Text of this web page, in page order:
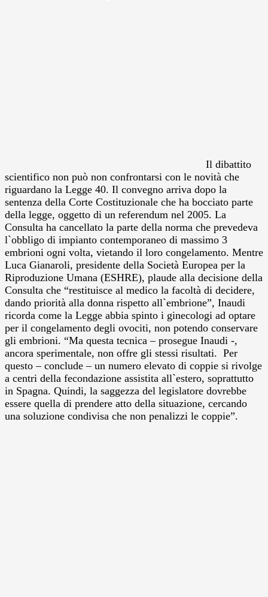
Il dibattito
scientifico non può non confrontarsi con le novità che
riguardano la Legge 40. Il convegno arriva dopo la
sentenza della Corte Costituzionale che ha bocciato parte
della legge, oggetto di un referendum nel 2005. La
Consulta ha cancellato la parte della norma che prevedeva
l`obbligo di impianto contemporaneo di massimo 3
embrioni ogni volta, vietando il loro congelamento. Mentre
Luca Gianaroli, presidente della Società Europea per la
Riproduzione Umana (ESHRE), plaude alla decisione della
Consulta che “restituisce al medico la facoltà di decidere,
dando priorità alla donna rispetto all`embrione”, Inaudi
ricorda come la Legge abbia spinto i ginecologi ad optare
per il congelamento degli ovociti, non potendo conservare
gli embrioni. “Ma questa tecnica – prosegue Inaudi -,
ancora sperimentale, non offre gli stessi risultati. Per
questo – conclude – un numero elevato di coppie si rivolge
a centri della fecondazione assistita all`estero, soprattutto
in Spagna. Quindi, la saggezza del legislatore dovrebbe
essere quella di prendere atto della situazione, cercando
una soluzione condivisa che non penalizzi le coppie”.